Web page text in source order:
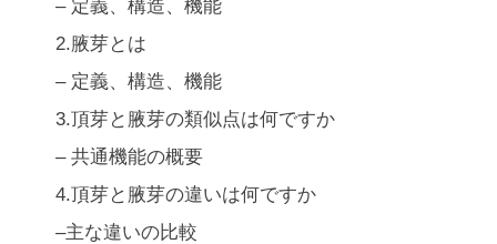
– 定義、構造、機能
2.腋芽とは
– 定義、構造、機能
3.頂芽と腋芽の類似点は何ですか
– 共通機能の概要
4.頂芽と腋芽の違いは何ですか
–主な違いの比較